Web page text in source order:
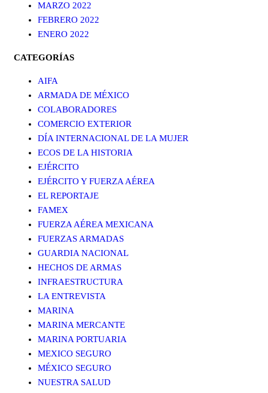
MARZO 2022
FEBRERO 2022
ENERO 2022
CATEGORÍAS
AIFA
ARMADA DE MÉXICO
COLABORADORES
COMERCIO EXTERIOR
DÍA INTERNACIONAL DE LA MUJER
ECOS DE LA HISTORIA
EJÉRCITO
EJÉRCITO Y FUERZA AÉREA
EL REPORTAJE
FAMEX
FUERZA AÉREA MEXICANA
FUERZAS ARMADAS
GUARDIA NACIONAL
HECHOS DE ARMAS
INFRAESTRUCTURA
LA ENTREVISTA
MARINA
MARINA MERCANTE
MARINA PORTUARIA
MEXICO SEGURO
MÉXICO SEGURO
NUESTRA SALUD